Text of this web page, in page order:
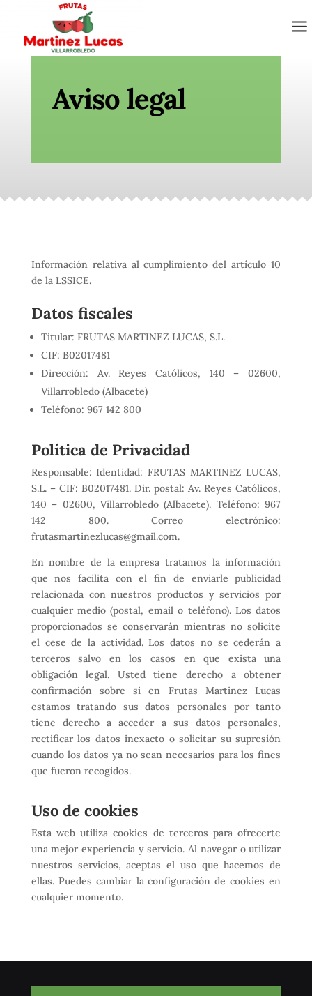
a
Aviso legal
Información relativa al cumplimiento del artículo 10
de la LSSICE.
Datos fiscales
Titular: FRUTAS MARTINEZ LUCAS, S.L.
CIF: B02017481
Dirección: Av. Reyes Católicos, 140 – 02600,
Villarrobledo (Albacete)
Teléfono: 967 142 800
Política de Privacidad
Responsable: Identidad: FRUTAS MARTINEZ LUCAS,
S.L. – CIF: B02017481. Dir. postal: Av. Reyes Católicos,
140 – 02600, Villarrobledo (Albacete). Teléfono:967
142 800. Correo electrónico:
frutasmartinezlucas@gmail.com.
En nombre de la empresa tratamos la información
que nos facilita con el fin de enviarle publicidad
relacionada con nuestros productos y servicios por
cualquier medio (postal, email o teléfono). Los datos
proporcionados se conservarán mientras no solicite
el cese de la actividad. Los datos no se cederán a
terceros salvo en los casos en que exista una
obligación legal. Usted tiene derecho a obtener
confirmación sobre si en Frutas Martinez Lucas
estamos tratando sus datos personales por tanto
tiene derecho a acceder a sus datos personales,
rectificar los datos inexacto o solicitar su supresión
cuando los datos ya no sean necesarios para los fines
que fueron recogidos.
Uso de cookies
Esta web utiliza cookies de terceros para ofrecerte
una mejor experiencia y servicio. Al navegar o utilizar
nuestros servicios, aceptas el uso que hacemos de
ellas. Puedes cambiar la configuración de cookies en
cualquier momento.